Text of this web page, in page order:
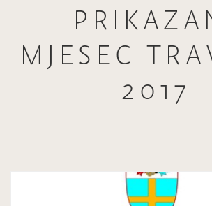
MJESEC
2017